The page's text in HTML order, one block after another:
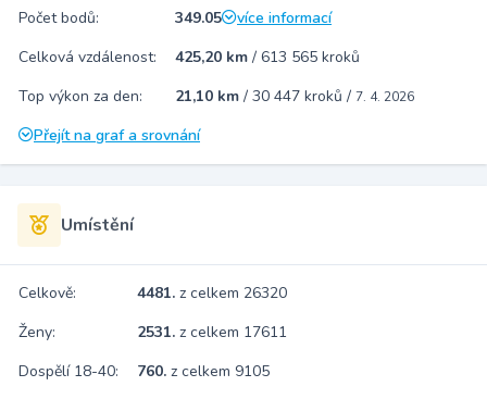
Počet bodů: 349.05
více informací
Celková vzdálenost:
425,20 km / 613 565 kroků
Top výkon za den:
21,10 km / 30 447 kroků / 7. 4. 2026
Přejít na graf a srovnání
Umístění
Celkově: 4481. z celkem 26320
Ženy:
2531. z celkem 17611
Dospělí 18-40:
760. z celkem 9105